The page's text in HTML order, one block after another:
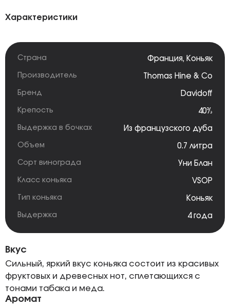
Характеристики
Страна Франция, Коньяк
Производитель Thomas Hine & Co
Бренд Davidoff
Крепость 40%
Выдержка в бочках Из французского дуба
Объем 0.7 литра
Сорт винограда Уни Блан
Класс коньяка VSOP
Тип коньяка Коньяк
Выдержка 4 года
Вкус
Сильный, яркий вкус коньяка состоит из красивых
фруктовых и древесных нот, сплетающихся с
тонами табака и меда.
Аромат